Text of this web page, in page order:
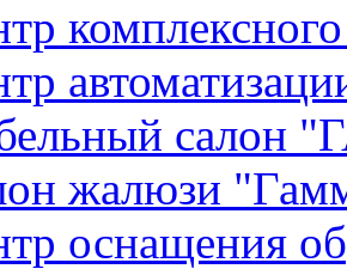
салон
жалюзи
оснащения